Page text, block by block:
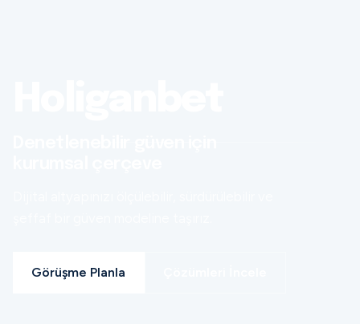
Görüşme Planla